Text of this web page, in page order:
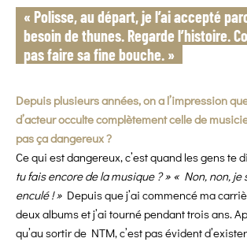
« Polisse, au départ, je l’ai accepté
besoin de thunes. Regarde l’histoire.
pas faire sa fine bouche. »
Depuis plusieurs années, on a l’impression
d’acteur occulte complètement celle de
pas ça dangereux ?
Ce qui est dangereux, c’est quand les gens te
tu fais encore de la musique ? » « Non, non, je
enculé ! » Depuis que j’ai commencé ma
deux albums et j’ai tourné pendant trois ans.
qu’au sortir de NTM, c’est pas évident